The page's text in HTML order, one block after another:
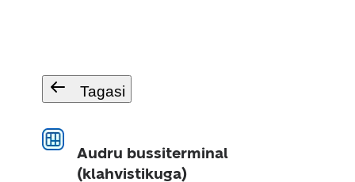
Tagasi
Audru bussiterminal
(klahvistikuga)